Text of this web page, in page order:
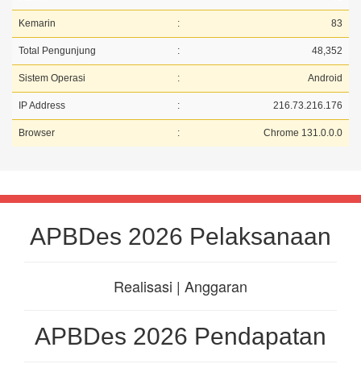
Kemarin : 83
Total Pengunjung : 48,352
Sistem Operasi : Android
IP Address : 216.73.216.176
Browser : Chrome 131.0.0.0
APBDes 2026 Pelaksanaan
Realisasi | Anggaran
APBDes 2026 Pendapatan